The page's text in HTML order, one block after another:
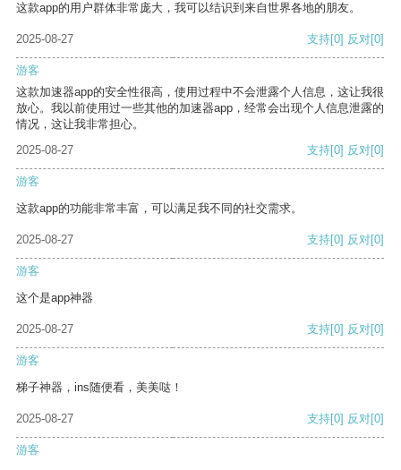
这款app的用户群体非常庞大，我可以结识到来自世界各地的朋友。
2025-08-27 支持[0] 反对[0]
游客
这款加速器app的安全性很高，使用过程中不会泄露个人信息，这让我很
放心。我以前使用过一些其他的加速器app，经常会出现个人信息泄露的
情况，这让我非常担心。
2025-08-27
支持[0] 反对[0]
游客
这款app的功能非常丰富，可以满足我不同的社交需求。
2025-08-27 支持[0] 反对[0]
游客
这个是app神器
2025-08-27 支持[0] 反对[0]
游客
梯子神器，ins随便看，美美哒！
2025-08-27 支持[0] 反对[0]
游客